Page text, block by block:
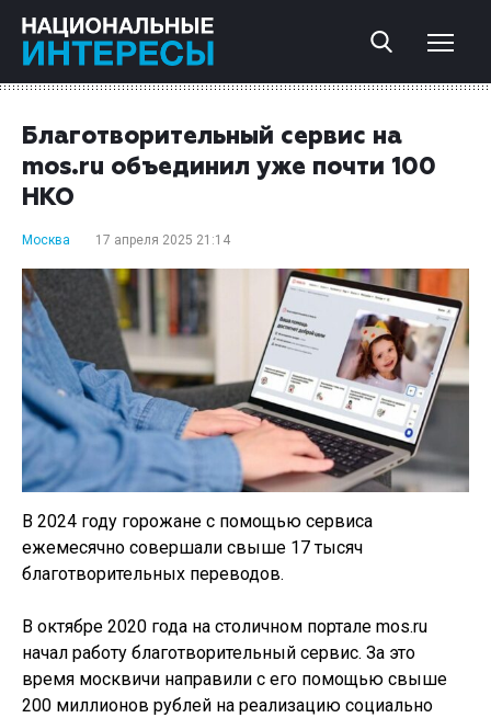
Благотворительный сервис на
mos.ru объединил уже почти 100
НКО
Москва 17 апреля 2025 21:14
В 2024 году горожане с помощью сервиса
ежемесячно совершали свыше 17 тысяч
благотворительных переводов.
В октябре 2020 года на столичном портале mos.ru
начал работу благотворительный сервис. За это
время москвичи направили с его помощью свыше
200 миллионов рублей на реализацию социально